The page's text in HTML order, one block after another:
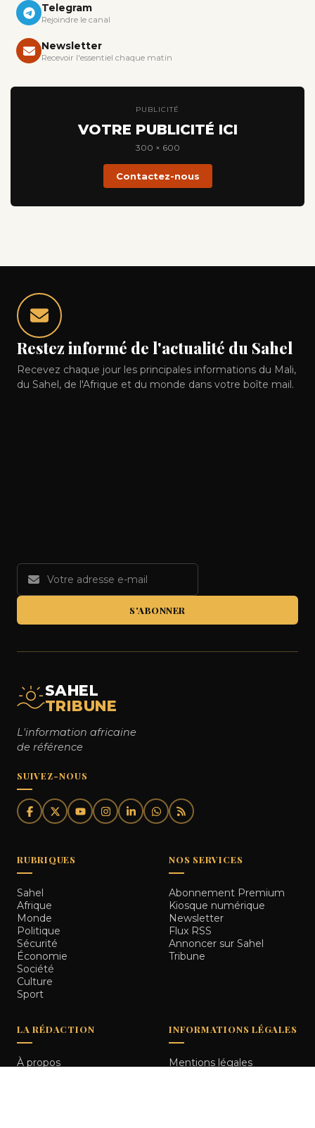
Telegram
Rejoindre le canal
Newsletter
Recevoir l'essentiel chaque matin
PUBLICITÉ
VOTRE PUBLICITÉ ICI
300 × 600
Contactez-nous
Restez informé de l'actualité du Sahel
Recevez chaque jour les principales informations du Mali,
du Sahel, de l'Afrique et du monde dans votre boîte mail.
S'ABONNER
SAHEL
TRIBUNE
L'information africaine
de référence
SUIVEZ-NOUS
RUBRIQUES
Sahel
Afrique
Monde
Politique
Sécurité
Économie
Société
Culture
Sport
NOS SERVICES
Abonnement Premium
Kiosque numérique
Newsletter
Flux RSS
Annoncer sur Sahel
Tribune
LA RÉDACTION
À propos
INFORMATIONS LÉGALES
Mentions légales